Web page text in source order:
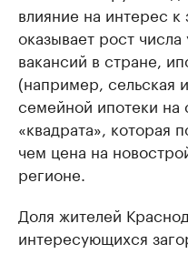
влияние на интерес
оказывает рост
вакансий в стране,
(например, сельская
семейной ипотеки
«квадрата», которая
чем цена на
регионе.
Доля жителей
интересующихся